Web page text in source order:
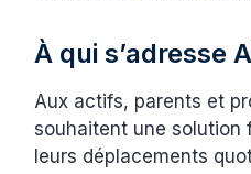
À qui s’adresse
Aux actifs, parents et
souhaitent une solution
leurs déplacements